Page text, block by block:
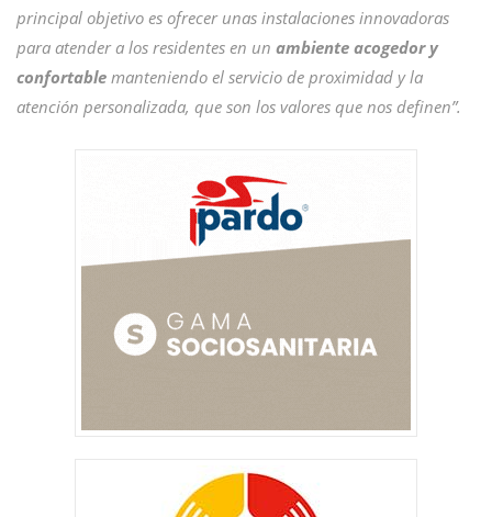
principal objetivo es ofrecer unas instalaciones innovadoras
para atender a los residentes en un ambiente acogedor y
confortable manteniendo el servicio de proximidad y la
atención personalizada, que son los valores que nos definen”.